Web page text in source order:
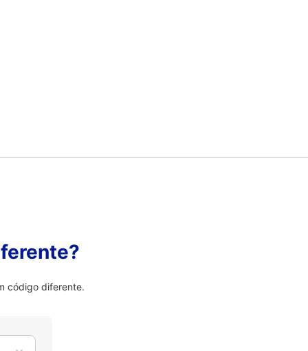
código diferente.